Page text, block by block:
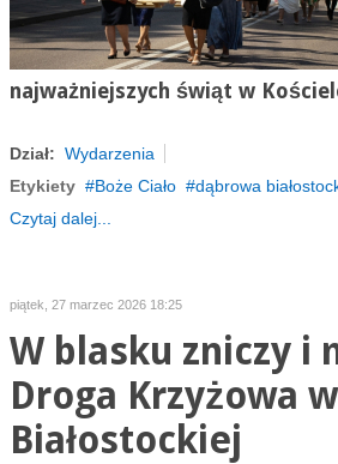
najważniejszych świąt w
Dział: Wydarzenia
Etykiety
Boże Ciało dąbrowa
Czytaj dalej...
piątek, 27 marzec 2026 18:25
W blasku zniczy i
Droga Krzyżowa
Białostockiej